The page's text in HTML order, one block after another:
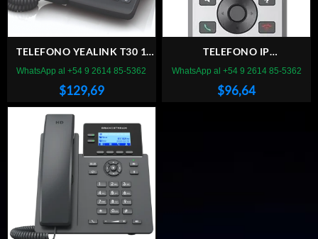
TELEFONO YEALINK T30 1
Linea NO POE
$129,69
WhatsApp al +54 9 2614 85-5362
TELEFONO IP
GRANDSTREAM DP730P
$96,64
WhatsApp al +54 9 2614 85-5362